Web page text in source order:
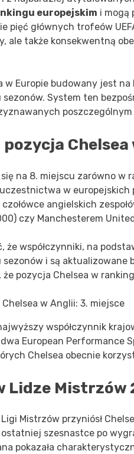
europejskim i mogą
pięć głównych trofeów
ale także konsekwentną
w Europie budowany jest
System ten
Chelsea
na 8. miejscu zarówno
w europejskich
angielskich
czy Manchesterem
że współczynniki, na
i są aktualizowane
pozycja Chelsea w
Chelsea w Anglii: 3. miejsce
współczynnik
European Performance
Chelsea obecnie
Lidze
Mistrzów przyniósł
szesnastce po
pokazała